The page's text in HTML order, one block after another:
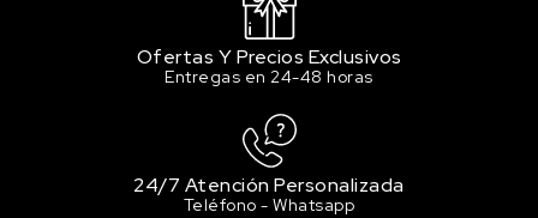
Ofertas Y Precios Exclusivos
Entregas en 24-48 horas
24/7 Atención Personalizada
Teléfono - Whatsapp